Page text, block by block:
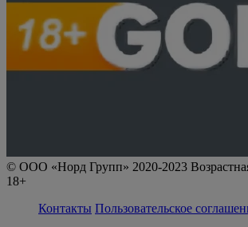
© ООО «Норд Групп» 2020-2023 Возрастная
18+
Контакты Пользовательское